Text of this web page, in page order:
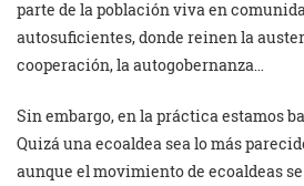
parte de la población viva en
autosuficientes, donde reinen la
cooperación, la autogobernanza…
Sin embargo, en la práctica estamos
Quizá una ecoaldea sea lo más
aunque el movimiento de ecoaldeas